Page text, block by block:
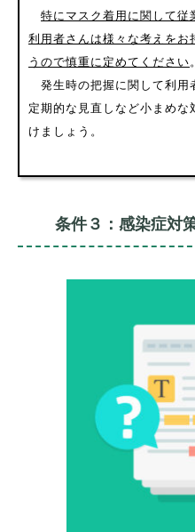
特にマスク着用に関して従
利用者さんは様々な考えをお
うので慎重に定めてください 。
発生時の把握に関して利用
定期的な見直しなど小まめな
けましょう。
条件３：感染症対